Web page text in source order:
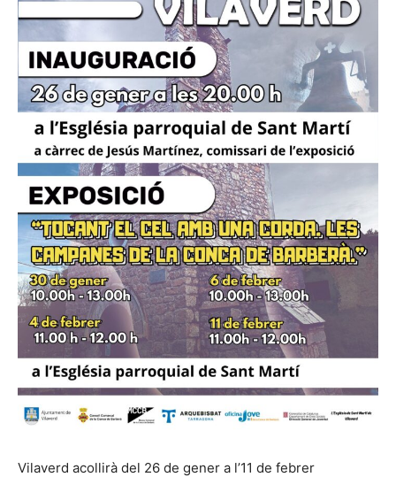
Vilaverd acollirà del 26 de gener a l’11 de febrer